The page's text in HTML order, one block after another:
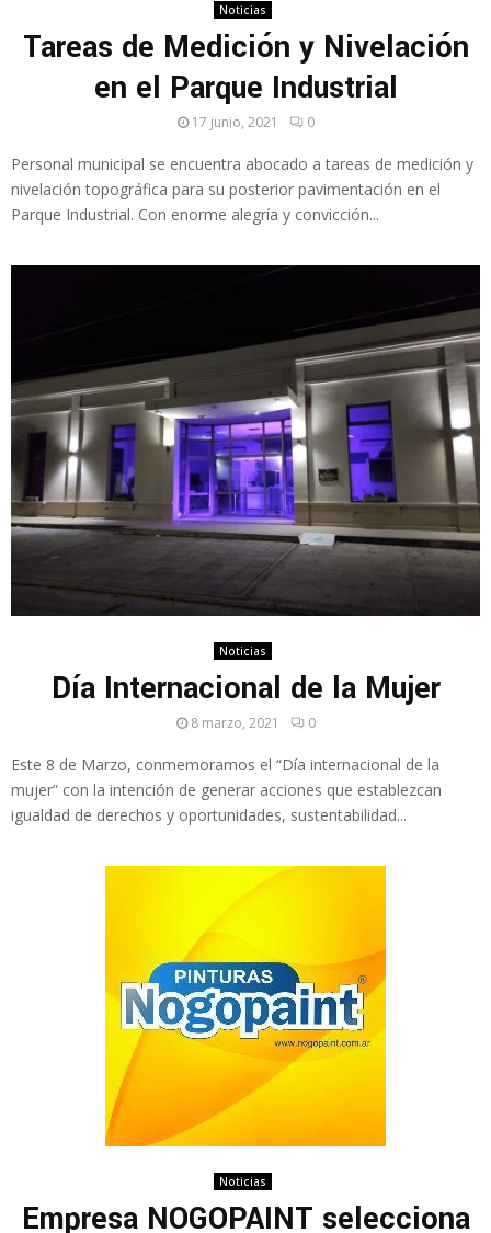
Noticias
Tareas de Medición y Nivelación
en el Parque Industrial
17 junio, 2021 0
Personal municipal se encuentra abocado a tareas de medición y
nivelación topográfica para su posterior pavimentación en el
Parque Industrial. Con enorme alegría y convicción...
Noticias
Día Internacional de la Mujer
8 marzo, 2021 0
Este 8 de Marzo, conmemoramos el “Día internacional de la
mujer” con la intención de generar acciones que establezcan
igualdad de derechos y oportunidades, sustentabilidad...
Noticias
Empresa NOGOPAINT selecciona